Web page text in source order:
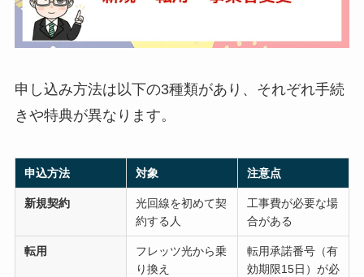
申し込み方法は以下の3種類があり、それぞれ手続
きや特典が異なります。
申込方法 対象 注意点
新規契約
光回線を初めて契
約する人
工事費が必要な場
合がある
転用
フレッツ光から乗
り換え
転用承諾番号（有
効期限15日）が必